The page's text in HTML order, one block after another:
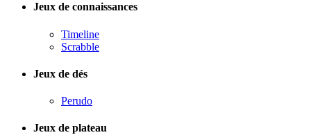
Jeux de connaissances
Timeline
Scrabble
Jeux de dés
Perudo
Jeux de plateau